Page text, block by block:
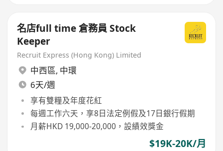
名店full time 倉務員 Stock
Keeper
Recruit Express (Hong Kong) Limited
中西區, 中環
6天/週
享有雙糧及年度花紅
每週工作六天，享8日法定例假及17日銀行假期
月薪HKD 19,000-20,000，設績效獎金
$19K-20K/月